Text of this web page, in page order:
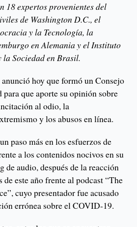
18 expertos provenientes del
de Washington D.C., el
y la Tecnología, la
en Alemania y el Instituto
Sociedad en Brasil.
hoy que formó un Consejo
para que aporte su opinión sobre
al odio, la
y los abusos en línea.
paso más en los esfuerzos de
a los contenidos nocivos en su
de audio, después de la reacción
este año frente al podcast “The
cuyo presentador fue acusado
errónea sobre el COVID-19.